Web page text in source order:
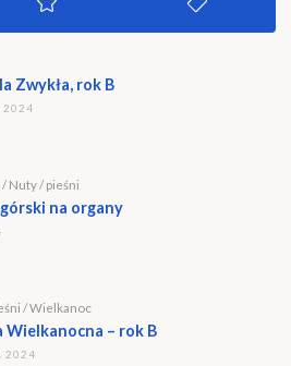
Zwykła, rok B
2024
/ Nuty / pieśni
na organy
/Wielkanoc
Wielkanocna – rok B
2024